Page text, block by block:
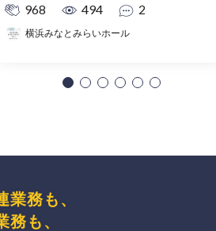
968 494 2
横浜みなとみらいホール
務も、
も、